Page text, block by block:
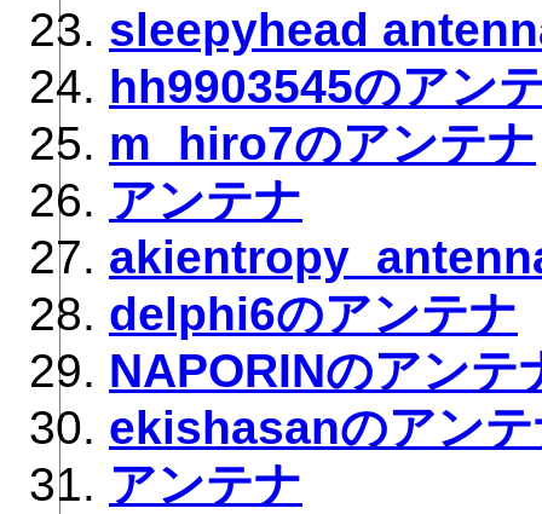
sleepyhead
hh9903545のアン
m_hiro7のアンテナ
アンテナ
delphi6のアンテナ
NAPORINのアンテ
ekishasanのアン
アンテナ